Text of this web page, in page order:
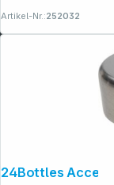
Artikel-Nr.:252032